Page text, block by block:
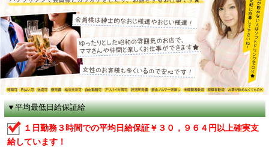
▼平均最低日給保証給
１日勤務３時間での平均日給保証￥３０，９６４円以上確実支
給しています！